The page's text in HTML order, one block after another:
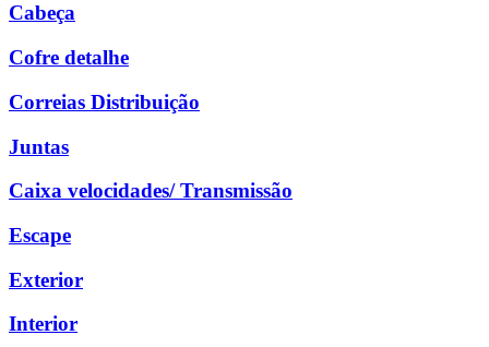
Cabeça
Cofre detalhe
Correias Distribuição
Juntas
Caixa velocidades/ Transmissão
Escape
Exterior
Interior